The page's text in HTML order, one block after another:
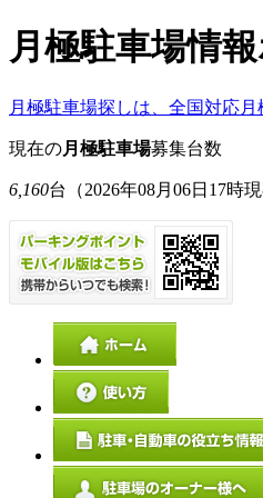
月極駐車場情
月極駐車場探しは、全国対応
現在の月極駐車場募集台数
6,160台 （2026年08月06日17時現